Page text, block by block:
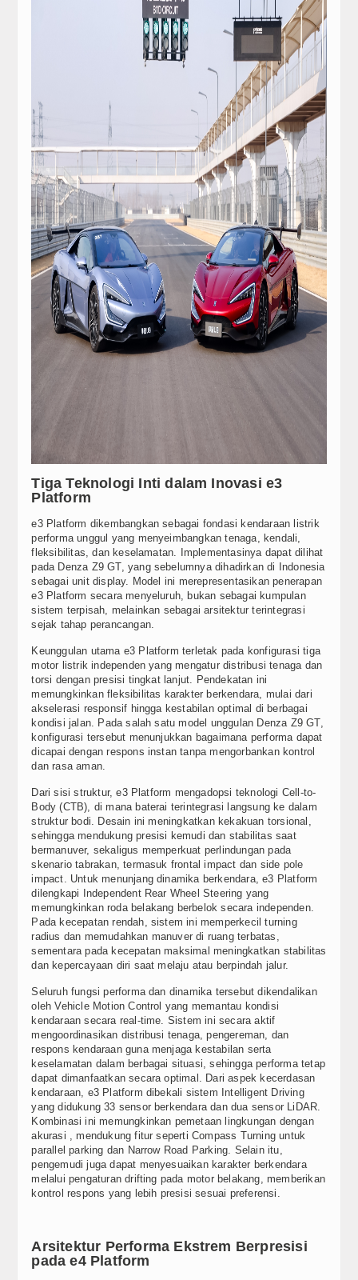
Tiga Teknologi Inti dalam Inovasi e3
Platform
e3 Platform dikembangkan sebagai fondasi kendaraan listrik
performa unggul yang menyeimbangkan tenaga, kendali,
fleksibilitas, dan keselamatan. Implementasinya dapat dilihat
pada Denza Z9 GT, yang sebelumnya dihadirkan di Indonesia
sebagai unit display. Model ini merepresentasikan penerapan
e3 Platform secara menyeluruh, bukan sebagai kumpulan
sistem terpisah, melainkan sebagai arsitektur terintegrasi
sejak tahap perancangan.
Keunggulan utama e3 Platform terletak pada konfigurasi tiga
motor listrik independen yang mengatur distribusi tenaga dan
torsi dengan presisi tingkat lanjut. Pendekatan ini
memungkinkan fleksibilitas karakter berkendara, mulai dari
akselerasi responsif hingga kestabilan optimal di berbagai
kondisi jalan. Pada salah satu model unggulan Denza Z9 GT,
konfigurasi tersebut menunjukkan bagaimana performa dapat
dicapai dengan respons instan tanpa mengorbankan kontrol
dan rasa aman.
Dari sisi struktur, e3 Platform mengadopsi teknologi Cell-to-
Body (CTB), di mana baterai terintegrasi langsung ke dalam
struktur bodi. Desain ini meningkatkan kekakuan torsional,
sehingga mendukung presisi kemudi dan stabilitas saat
bermanuver, sekaligus memperkuat perlindungan pada
skenario tabrakan, termasuk frontal impact dan side pole
impact. Untuk menunjang dinamika berkendara, e3 Platform
dilengkapi Independent Rear Wheel Steering yang
memungkinkan roda belakang berbelok secara independen.
Pada kecepatan rendah, sistem ini memperkecil turning
radius dan memudahkan manuver di ruang terbatas,
sementara pada kecepatan maksimal meningkatkan stabilitas
dan kepercayaan diri saat melaju atau berpindah jalur.
Seluruh fungsi performa dan dinamika tersebut dikendalikan
oleh Vehicle Motion Control yang memantau kondisi
kendaraan secara real-time. Sistem ini secara aktif
mengoordinasikan distribusi tenaga, pengereman, dan
respons kendaraan guna menjaga kestabilan serta
keselamatan dalam berbagai situasi, sehingga performa tetap
dapat dimanfaatkan secara optimal. Dari aspek kecerdasan
kendaraan, e3 Platform dibekali sistem Intelligent Driving
yang didukung 33 sensor berkendara dan dua sensor LiDAR.
Kombinasi ini memungkinkan pemetaan lingkungan dengan
akurasi , mendukung fitur seperti Compass Turning untuk
parallel parking dan Narrow Road Parking. Selain itu,
pengemudi juga dapat menyesuaikan karakter berkendara
melalui pengaturan drifting pada motor belakang, memberikan
kontrol respons yang lebih presisi sesuai preferensi.
Arsitektur Performa Ekstrem Berpresisi
pada e4 Platform